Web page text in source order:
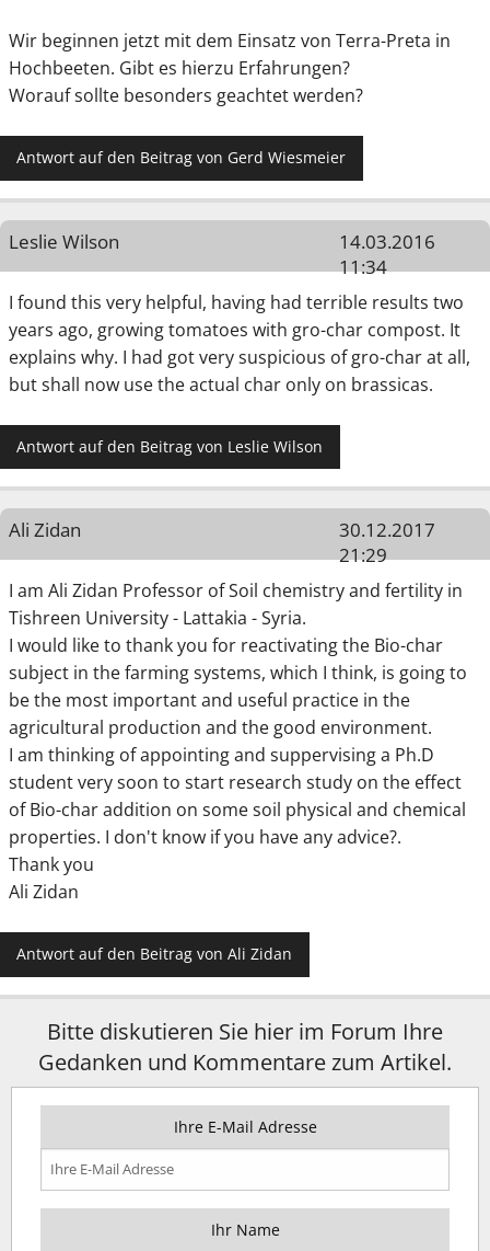
Wir beginnen jetzt mit dem Einsatz von Terra-Preta in
Hochbeeten. Gibt es hierzu Erfahrungen?
Worauf sollte besonders geachtet werden?
Antwort auf den Beitrag von Gerd Wiesmeier
Leslie Wilson
14.03.2016
11:34
I found this very helpful, having had terrible results two
years ago, growing tomatoes with gro-char compost. It
explains why. I had got very suspicious of gro-char at all,
but shall now use the actual char only on brassicas.
Antwort auf den Beitrag von Leslie Wilson
Ali Zidan
30.12.2017
21:29
I am Ali Zidan Professor of Soil chemistry and fertility in
Tishreen University - Lattakia - Syria.
I would like to thank you for reactivating the Bio-char
subject in the farming systems, which I think, is going to
be the most important and useful practice in the
agricultural production and the good environment.
I am thinking of appointing and suppervising a Ph.D
student very soon to start research study on the effect
of Bio-char addition on some soil physical and chemical
properties. I don't know if you have any advice?.
Thank you
Ali Zidan
Antwort auf den Beitrag von Ali Zidan
Bitte diskutieren Sie hier im Forum Ihre
Gedanken und Kommentare zum Artikel.
Ihre E-Mail Adresse
Ihr Name